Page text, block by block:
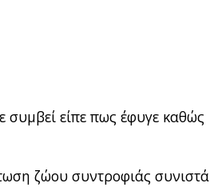
συμβεί είπε πως έφυγε καθώς
ζώου συντροφιάς συνιστά